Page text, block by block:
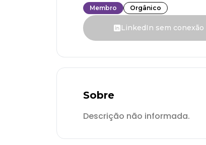
Membro Orgânico
LinkedIn sem conexão
Sobre
Descrição não informada.